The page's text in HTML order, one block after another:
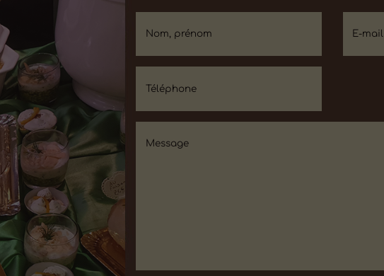
Nom, prénom E-mail
Téléphone
Message